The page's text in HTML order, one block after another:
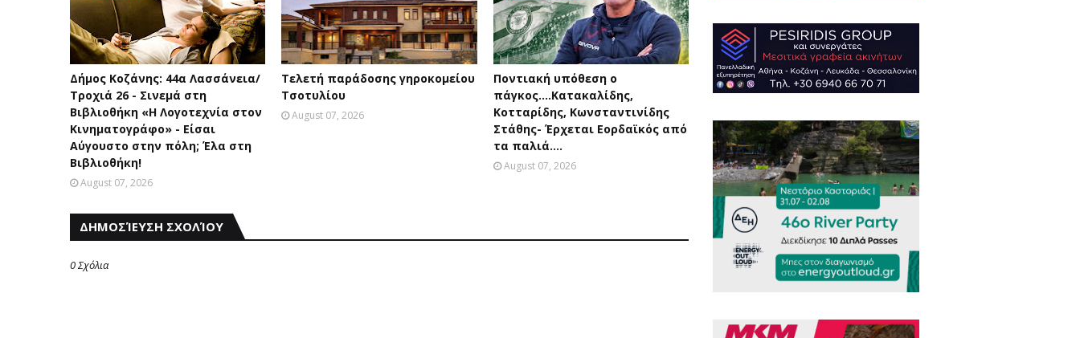
Δήμος Κοζάνης: 44α Λασσάνεια/
Τροχιά 26 - Σινεμά στη
Βιβλιοθήκη «Η Λογοτεχνία στον
Κινηματογράφο» - Είσαι
Αύγουστο στην πόλη; Έλα στη
Βιβλιοθήκη!
August 07, 2026
Τελετή παράδοσης γηροκομείου
Τσοτυλίου
August 07, 2026
Ποντιακή υπόθεση ο
πάγκος....Κατακαλίδης,
Κοτταρίδης, Κωνσταντινίδης
Στάθης- Έρχεται Εορδαϊκός από
τα παλιά....
August 07, 2026
ΔΗΜΟΣΊΕΥΣΗ ΣΧΟΛΊΟΥ
0 Σχόλια